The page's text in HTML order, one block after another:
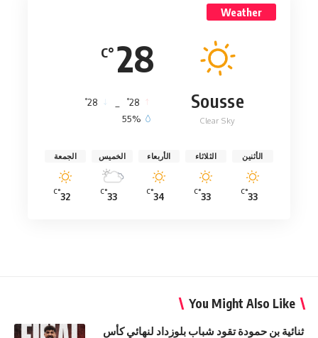
Weather
28
°C
Sousse
Clear Sky
28
°
28
°
55%
الأثنين
33
°C
الثلاثاء
33
°C
الأربعاء
34
°C
الخميس
33
°C
الجمعة
32
°C
You Might Also Like
ثنائية بن حمودة تقود شباب بلوزداد لنهائي كأس